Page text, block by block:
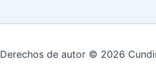
Derechos de autor © 2026